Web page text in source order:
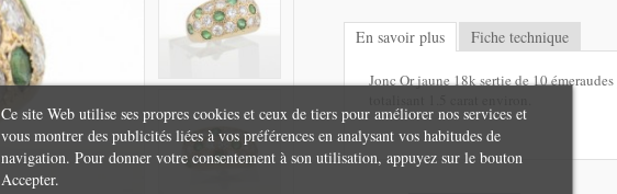
En savoir plus Fiche technique
Jonc Or jaune 18k sertie de 10
Ce site Web utilise ses propres cookies et ceux de tiers pour améliorer nos services et
vous montrer des publicités liées à vos préférences en analysant vos habitudes de
navigation. Pour donner votre consentement à son utilisation, appuyez sur le bouton
Accepter.